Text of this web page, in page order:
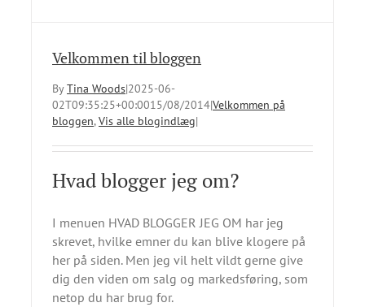
Velkommen til bloggen
ByTina Woods|2025-06-
02T09:35:25+00:0015/08/2014|Velkommen på
bloggen,Vis alle blogindlæg|
Hvad blogger jeg om?
I menuen HVAD BLOGGER JEG OM har jeg
skrevet, hvilke emner du kan blive klogere på
her på siden. Men jeg vil helt vildt gerne give
dig den viden om salg og markedsføring, som
netop du har brug for.